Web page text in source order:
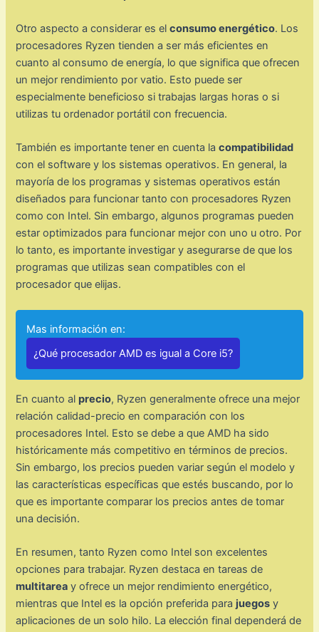
Otro aspecto a considerar es elconsumo energético. Los
procesadores Ryzen tienden a ser más eficientes en
cuanto al consumo de energía, lo que significa que ofrecen
un mejor rendimiento por vatio. Esto puede ser
especialmente beneficioso si trabajas largas horas o si
utilizas tu ordenador portátil con frecuencia.
También es importante tener en cuenta lacompatibilidad
con el software y los sistemas operativos. En general, la
mayoría de los programas y sistemas operativos están
diseñados para funcionar tanto con procesadores Ryzen
como con Intel. Sin embargo, algunos programas pueden
estar optimizados para funcionar mejor con uno u otro. Por
lo tanto, es importante investigar y asegurarse de que los
programas que utilizas sean compatibles con el
procesador que elijas.
Mas información en:
¿Qué procesador AMD es igual a Core i5?
En cuanto al precio, Ryzen generalmente ofrece una mejor
relación calidad-precio en comparación con los
procesadores Intel. Esto se debe a que AMD ha sido
históricamente más competitivo en términos de precios.
Sin embargo, los precios pueden variar según el modelo y
las características específicas que estés buscando, por lo
que es importante comparar los precios antes de tomar
una decisión.
En resumen, tanto Ryzen como Intel son excelentes
opciones para trabajar. Ryzen destaca en tareas de
multitarea y ofrece un mejor rendimiento energético,
mientras que Intel es la opción preferida para juegos y
aplicaciones de un solo hilo. La elección final dependerá de